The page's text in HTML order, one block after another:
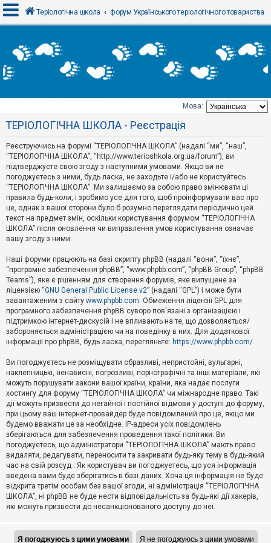
х
і
Т
е
м
и
б
е
з
в
і
д
п
о
в
і
д
й
А
к
т
и
в
н
і
м
и
П
о
ш
у
Д
о
п
о
м
Теріологічна школа форум Українського теріологічного товариства
Мова:
ТЕРІОЛОГІЧНА ШКОЛА - Реєстрація
Реєструючись на форумі “ТЕРІОЛОГІЧНА ШКОЛА” (надалі “ми”, “наш”,
“ТЕРІОЛОГІЧНА ШКОЛА”, “http://www.terioshkola.org.ua/forum”), ви
підтверджуєте свою згоду з наступними умовами. Якщо ви не
погоджуєтесь з ними, будь ласка, не заходьте і/або не користуйтесь
“ТЕРІОЛОГІЧНА ШКОЛА”. Ми залишаємо за собою право змінювати ці
правила будь-коли, і зробимо усе для того, щоб проінформувати вас про
це, однак з вашої сторони було б розумно переглядати періодично цей
текст на предмет змін, оскільки користування форумом “ТЕРІОЛОГІЧНА
ШКОЛА” після оновлення чи виправлення умов користування означає
вашу згоду з ними.
Наші форуми працюють на базі скрипту phpBB (надалі “вони”, “їхнє”,
“програмне забезпечення phpBB”, “www.phpbb.com”, “phpBB Group”, “phpBB
Teams”), яке є рішенням для створення форумів, яке випущене за
ліцензією “GNU General Public License v2” (надалі “GPL”) і може бути
завантаженим з сайту www.phpbb.com. Обмеження ліцензії GPL для
програмного забезпечення phpBB суворо пов'язані з організацією і
підтримкою інтернет-дискусій і не впливають на те, що дозволяється/
забороняється адміністрацією чи на поведінку в них. Для додаткової
інформації про phpBB, будь ласка, перегляньте: https://www.phpbb.com/.
Ви погоджуєтесь не розміщувати образливі, непристойні, вульгарні,
наклепницькі, ненависні, погрозливі, порнографічні та інші матеріали, які
можуть порушувати закони вашої країни, країни, яка надає послуги
хостингу для форуму “ТЕРІОЛОГІЧНА ШКОЛА” чи міжнародне право. Такі
дії можуть призвести до негайної і постійної відмови у доступі до форуму,
при цьому ваш інтернет-провайдер буде повідомлений про це, якщо ми
будемо вважати це за необхідне. IP-адреси усіх повідомлень
зберігаються для забезпечення проведення такої політики. Ви
погоджуєтесь, що адміністратори “ТЕРІОЛОГІЧНА ШКОЛА” мають право
видаляти, редагувати, переносити та закривати будь-яку тему в будь-який
час на свій розсуд . Як користувач ви погоджуєтесь, що уся інформація
введена вами буде зберігатись в базі даних. Хоча ця інформація не буде
відкрита третім особам без вашої згоди, ні адміністрація “ТЕРІОЛОГІЧНА
ШКОЛА”, ні phpBB не буде нести відповідальність за будь-які дії хакерів,
які можуть призвести до несанкціонованого доступу до неї.